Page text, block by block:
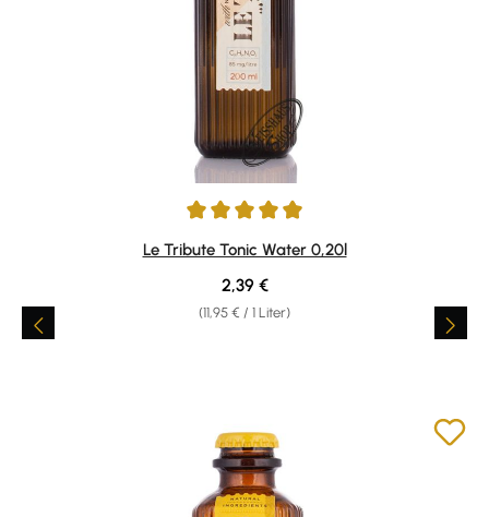
Durchschnittliche Bewertung von 4.88 von 5 Sternen
Le Tribute Tonic Water 0,20l
(11,95 € / 1 Liter)
Regulärer Preis:
2,39 €